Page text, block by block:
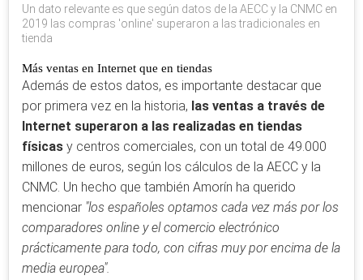
Un dato relevante es que según datos de la AECC y la CNMC en
2019 las compras 'online' superaron a las tradicionales en
tienda
Más ventas en Internet que en tiendas
Además de estos datos, es importante destacar que
por primera vez en la historia, las ventas a través de
Internet superaron a las realizadas en tiendas
físicas y centros comerciales, con un total de 49.000
millones de euros, según los cálculos de la AECC y la
CNMC. Un hecho que también Amorín ha querido
mencionar "los españoles optamos cada vez más por los
comparadores online y el comercio electrónico
prácticamente para todo, con cifras muy por encima de la
media europea".